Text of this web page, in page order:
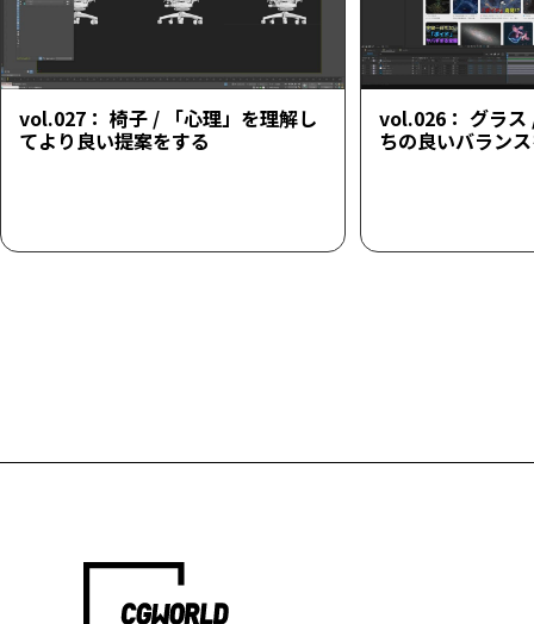
vol.027： 椅子 / 「心理」を理解し
てより良い提案をする
vol.026： グラス
ちの良いバラン